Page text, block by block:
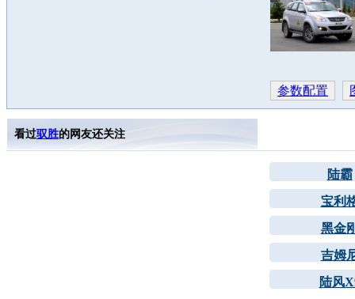
参数配置
看过驭胜的网友还关注
陆霸
宝利
黑金
吉姆
陆风